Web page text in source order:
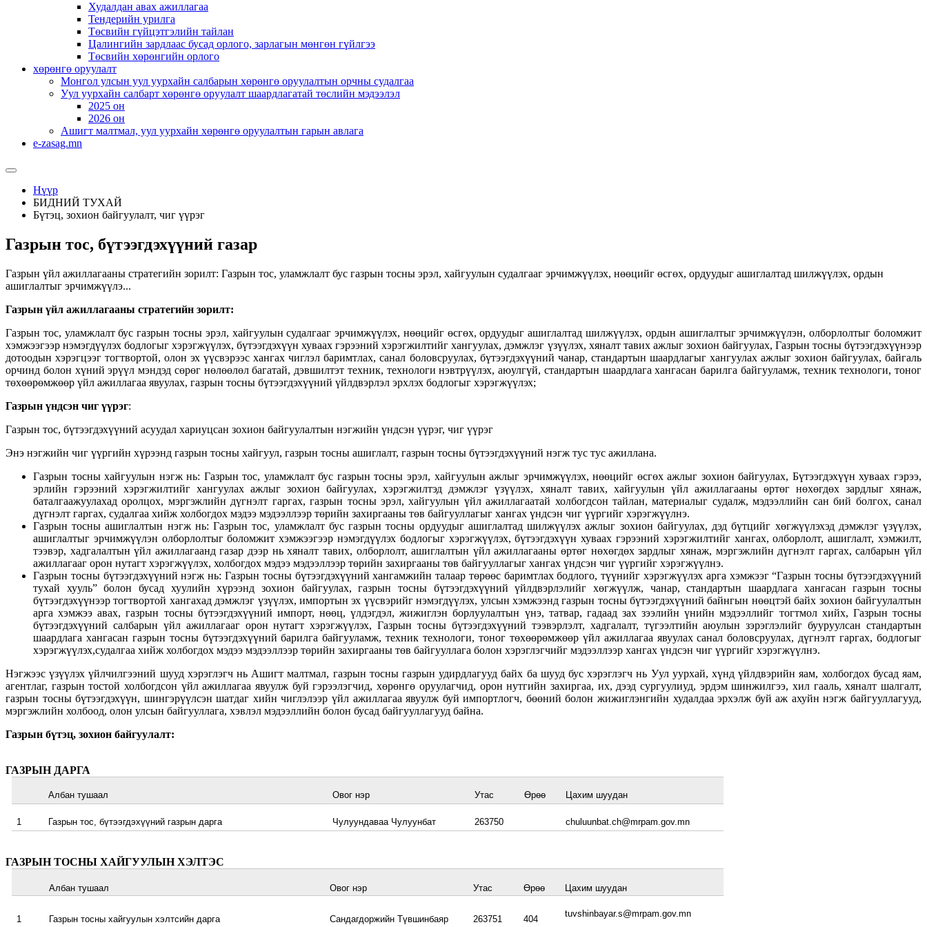
Худалдан авах ажиллагаа
Тендерийн урилга
Төсвийн гүйцэтгэлийн тайлан
Цалингийн зардлаас бусад орлого, зарлагын мөнгөн гүйлгээ
Төсвийн хөрөнгийн орлого
хөрөнгө оруулалт
Монгол улсын уул уурхайн салбарын хөрөнгө оруулалтын орчны судалгаа
Уул уурхайн салбарт хөрөнгө оруулалт шаардлагатай төслийн мэдээлэл
2025 он
2026 он
Ашигт малтмал, уул уурхайн хөрөнгө оруулалтын гарын авлага
e-zasag.mn
Нүүр
БИДНИЙ ТУХАЙ
Бүтэц, зохион байгуулалт, чиг үүрэг
Газрын тос, бүтээгдэхүүний газар
Газрын үйл ажиллагааны стратегийн зорилт: Газрын тос, уламжлалт бус газрын тосны эрэл, хайгуулын судалгааг эрчимжүүлэх, нөөцийг өсгөх, ордуудыг ашиглалтад шилжүүлэх, ордын
ашиглалтыг эрчимжүүлэ...
Газрын үйл ажиллагааны стратегийн зорилт:
Газрын тос, уламжлалт бус газрын тосны эрэл, хайгуулын судалгааг эрчимжүүлэх, нөөцийг өсгөх, ордуудыг ашиглалтад шилжүүлэх, ордын ашиглалтыг эрчимжүүлэн, олборлолтыг боломжит
хэмжээгээр нэмэгдүүлэх бодлогыг хэрэгжүүлэх, бүтээгдэхүүн хуваах гэрээний хэрэгжилтийг хангуулах, дэмжлэг үзүүлэх, хяналт тавих ажлыг зохион байгуулах, Газрын тосны бүтээгдэхүүнээр
дотоодын хэрэгцээг тогтвортой, олон эх үүсвэрээс хангах чиглэл баримтлах, санал боловсруулах, бүтээгдэхүүний чанар, стандартын шаардлагыг хангуулах ажлыг зохион байгуулах, байгаль
орчинд болон хүний эрүүл мэндэд сөрөг нөлөөлөл багатай, дэвшилтэт техник, технологи нэвтрүүлэх, аюулгүй, стандартын шаардлага хангасан барилга байгууламж, техник технологи, тоног
төхөөрөмжөөр үйл ажиллагаа явуулах, газрын тосны бүтээгдэхүүний үйлдвэрлэл эрхлэх бодлогыг хэрэгжүүлэх;
Газрын үндсэн чиг үүрэг:
Газрын тос, бүтээгдэхүүний асуудал хариуцсан зохион байгуулалтын нэгжийн үндсэн үүрэг, чиг үүрэг
Энэ нэгжийн чиг үүргийн хүрээнд газрын тосны хайгуул, газрын тосны ашиглалт, газрын тосны бүтээгдэхүүний нэгж тус тус ажиллана.
Газрын тосны хайгуулын нэгж нь: Газрын тос, уламжлалт бус газрын тосны эрэл, хайгуулын ажлыг эрчимжүүлэх, нөөцийг өсгөх ажлыг зохион байгуулах, Бүтээгдэхүүн хуваах гэрээ,
эрлийн гэрээний хэрэгжилтийг хангуулах ажлыг зохион байгуулах, хэрэгжилтэд дэмжлэг үзүүлэх, хяналт тавих, хайгуулын үйл ажиллагааны өртөг нөхөгдөх зардлыг хянаж,
баталгаажуулахад оролцох, мэргэжлийн дүгнэлт гаргах, газрын тосны эрэл, хайгуулын үйл ажиллагаатай холбогдсон тайлан, материалыг судалж, мэдээллийн сан бий болгох, санал
дүгнэлт гаргах, судалгаа хийж холбогдох мэдээ мэдээллээр төрийн захиргааны төв байгууллагыг хангах үндсэн чиг үүргийг хэрэгжүүлнэ.
Газрын тосны ашиглалтын нэгж нь: Газрын тос, уламжлалт бус газрын тосны ордуудыг ашиглалтад шилжүүлэх ажлыг зохион байгуулах, дэд бүтцийг хөгжүүлэхэд дэмжлэг үзүүлэх,
ашиглалтыг эрчимжүүлэн олборлолтыг боломжит хэмжээгээр нэмэгдүүлэх бодлогыг хэрэгжүүлэх, бүтээгдэхүүн хуваах гэрээний хэрэгжилтийг хангах, олборлолт, ашиглалт, хэмжилт,
тээвэр, хадгалалтын үйл ажиллагаанд газар дээр нь хяналт тавих, олборлолт, ашиглалтын үйл ажиллагааны өртөг нөхөгдөх зардлыг хянаж, мэргэжлийн дүгнэлт гаргах, салбарын үйл
ажиллагааг орон нутагт хэрэгжүүлэх, холбогдох мэдээ мэдээллээр төрийн захиргааны төв байгууллагыг хангах үндсэн чиг үүргийг хэрэгжүүлнэ.
Газрын тосны бүтээгдэхүүний нэгж нь: Газрын тосны бүтээгдэхүүний хангамжийн талаар төрөөс баримтлах бодлого, түүнийг хэрэгжүүлэх арга хэмжээг “Газрын тосны бүтээгдэхүүний
тухай хууль” болон бусад хуулийн хүрээнд зохион байгуулах, газрын тосны бүтээгдэхүүний үйлдвэрлэлийг хөгжүүлж, чанар, стандартын шаардлага хангасан газрын тосны
бүтээгдэхүүнээр тогтвортой хангахад дэмжлэг үзүүлэх, импортын эх үүсвэрийг нэмэгдүүлэх, улсын хэмжээнд газрын тосны бүтээгдэхүүний байнгын нөөцтэй байх зохион байгуулалтын
арга хэмжээ авах, газрын тосны бүтээгдэхүүний импорт, нөөц, үлдэгдэл, жижиглэн борлуулалтын үнэ, татвар, гадаад зах зээлийн үнийн мэдээллийг тогтмол хийх, Газрын тосны
бүтээгдэхүүний салбарын үйл ажиллагааг орон нутагт хэрэгжүүлэх, Газрын тосны бүтээгдэхүүний тээвэрлэлт, хадгалалт, түгээлтийн аюулын зэрэглэлийг бууруулсан стандартын
шаардлага хангасан газрын тосны бүтээгдэхүүний барилга байгууламж, техник технологи, тоног төхөөрөмжөөр үйл ажиллагаа явуулах санал боловсруулах, дүгнэлт гаргах, бодлогыг
хэрэгжүүлэх,судалгаа хийж холбогдох мэдээ мэдээллээр төрийн захиргааны төв байгууллага болон хэрэглэгчийг мэдээллээр хангах үндсэн чиг үүргийг хэрэгжүүлнэ.
Нэгжээс үзүүлэх үйлчилгээний шууд хэрэглэгч нь Ашигт малтмал, газрын тосны газрын удирдлагууд байх ба шууд бус хэрэглэгч нь Уул уурхай, хүнд үйлдвэрийн яам, холбогдох бусад яам,
агентлаг, газрын тостой холбогдсон үйл ажиллагаа явуулж буй гэрээлэгчид, хөрөнгө оруулагчид, орон нутгийн захиргаа, их, дээд сургуулиуд, эрдэм шинжилгээ, хил гааль, хяналт шалгалт,
газрын тосны бүтээгдэхүүн, шингэрүүлсэн шатдаг хийн чиглэлээр үйл ажиллагаа явуулж буй импортлогч, бөөний болон жижиглэнгийн худалдаа эрхэлж буй аж ахуйн нэгж байгууллагууд,
мэргэжлийн холбоод, олон улсын байгууллага, хэвлэл мэдээллийн болон бусад байгууллагууд байна.
Газрын бүтэц, зохион байгуулалт:
ГАЗРЫН ДАРГА
Албан тушаал Овог нэр Утас Өрөө Цахим шуудан
1 Газрын тос, бүтээгдэхүүний газрын дарга Чулуундаваа Чулуунбат 263750 chuluunbat.ch@mrpam.gov.mn
ГАЗРЫН ТОСНЫ ХАЙГУУЛЫН ХЭЛТЭС
Албан тушаал Овог нэр Утас Өрөө Цахим шуудан
1 Газрын тосны хайгуулын хэлтсийн дарга Сандагдоржийн Түвшинбаяр 263751 404
tuvshinbayar.s@mrpam.gov.mn